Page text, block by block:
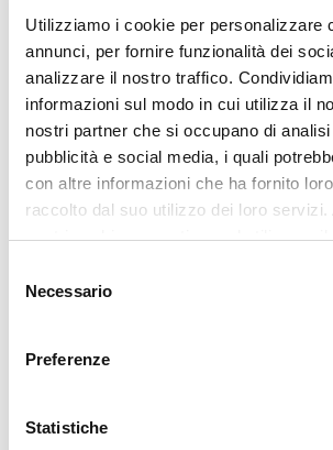
Utilizziamo i cookie per personalizzare
annunci, per fornire funzionalità dei
analizzare il nostro traffico.
informazioni sul modo in cui utilizza il
nostri partner che si occupano di
pubblicità e social media, i quali
con altre informazioni che ha fornito
raccolto dal suo utilizzo dei loro servizi.
nostri cookie se continua ad utilizzare
delNecessario
Preferenze
Statistiche
›
Previous